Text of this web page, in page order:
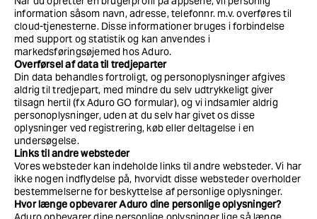
information såsom navn, adresse, telefonnr. m.v. overføres til
cloud-tjenesterne. Disse informationer bruges i forbindelse
med support og statistik og kan anvendes i
markedsføringsøjemed hos Aduro.
Overførsel af data til tredjeparter
Din data behandles fortroligt, og personoplysninger afgives
aldrig til tredjepart, med mindre du selv udtrykkeligt giver
tilsagn hertil (fx Aduro GO formular), og vi indsamler aldrig
personoplysninger, uden at du selv har givet os disse
oplysninger ved registrering, køb eller deltagelse i en
undersøgelse.
Links til andre websteder
Vores websteder kan indeholde links til andre websteder. Vi har
ikke nogen indflydelse på, hvorvidt disse websteder overholder
bestemmelserne for beskyttelse af personlige oplysninger.
Hvor længe opbevarer Aduro dine personlige oplysninger?